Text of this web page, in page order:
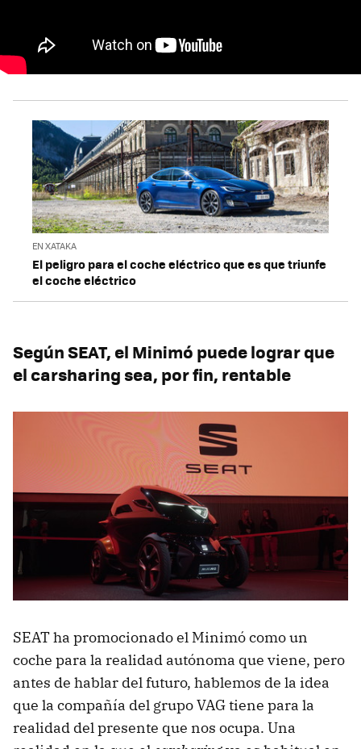
EN XATAKA
El peligro para el coche eléctrico que es que triunfe
el coche eléctrico
Según SEAT, el Minimó puede lograr que
el carsharing sea, por fin, rentable
SEAT ha promocionado el Minimó como un
coche para la realidad autónoma que viene, pero
antes de hablar del futuro, hablemos de la idea
que la compañía del grupo VAG tiene para la
realidad del presente que nos ocupa. Una